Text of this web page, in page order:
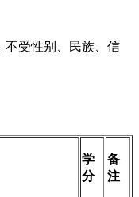
不受性别、民族、信
学
分
备
注